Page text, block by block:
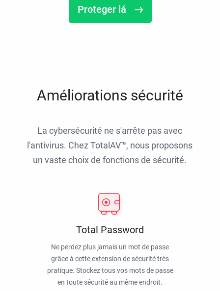
Proteger lá
Améliorations sécurité
La cybersécurité ne s'arrête pas avec
l'antivirus. Chez TotalAV™, nous proposons
un vaste choix de fonctions de sécurité.
Total Password
Ne perdez plus jamais un mot de passe
grâce à cette extension de sécurité très
pratique. Stockez tous vos mots de passe
en toute sécurité au même endroit.